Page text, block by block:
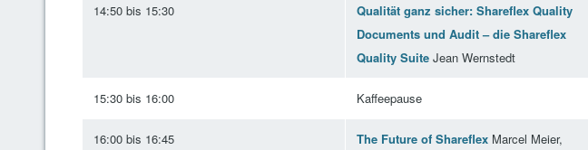
14:50 bis 15:30
Qualität ganz sicher: Shareflex Quality
Documents und Audit – die Shareflex
Quality Suite Jean Wernstedt
15:30 bis 16:00 Kaffeepause
16:00 bis 16:45 The Future of Shareflex Marcel Meier,